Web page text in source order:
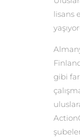
lisans
gibi